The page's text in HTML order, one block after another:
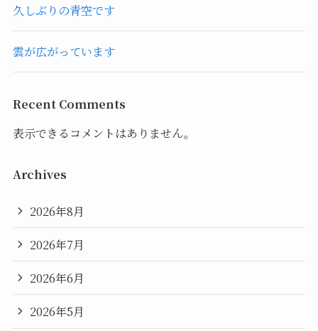
久しぶりの青空です
雲が広がっています
Recent Comments
表示できるコメントはありません。
Archives
2026年8月
2026年7月
2026年6月
2026年5月